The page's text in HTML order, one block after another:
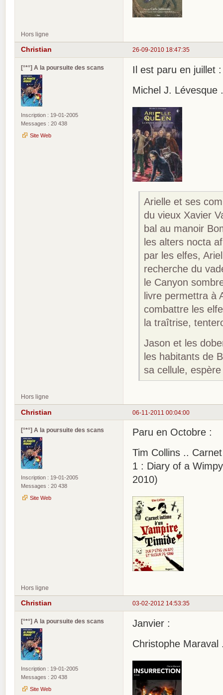
Hors ligne
26-09-2010 18:47:35
Christian
[°*°] A la poursuite des scans
Inscription : 19-01-2005
Messages : 20 438
Site Web
Il est paru en juillet :
Michel J. Lévesque
Arielle et ses
du vieux Xavier
bal au manoir
les alters nocta
par les elfes,
recherche du
le Canyon
livre permettra à
combattre les
la traîtrise,
Jason et les
les habitants de
sa cellule,
Hors ligne
06-11-2011 00:04:00
Christian
[°*°] A la poursuite des scans
Inscription : 19-01-2005
Messages : 20 438
Site Web
Paru en Octobre :
Tim Collins ..
1 : Diary of a
2010)
Hors ligne
03-02-2012 14:53:35
Christian
[°*°] A la poursuite des scans
Inscription : 19-01-2005
Messages : 20 438
Site Web
Janvier :
Christophe Maraval